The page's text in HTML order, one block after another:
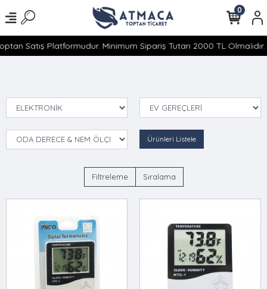
Satış Platformudur. Minimum Sipariş Tutarı 2000 TL Olmalıdır.
0
Ürünleri Listele
Filtreleme Sıralama